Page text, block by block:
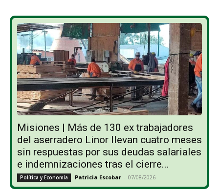
Misiones | Más de 130 ex trabajadores
del aserradero Linor llevan cuatro meses
sin respuestas por sus deudas salariales
e indemnizaciones tras el cierre...
Política y Economía Patricia Escobar - 07/08/2026